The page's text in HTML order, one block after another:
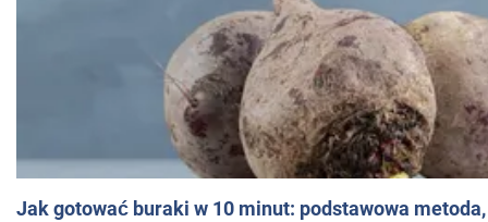
Jak gotować buraki w 10 minut: podstawowa